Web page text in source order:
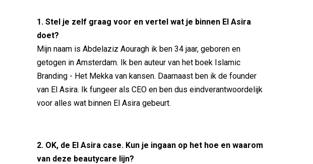
1. Stel je zelf graag voor en vertel wat je binnen El Asira
doet?
Mijn naam is Abdelaziz Aouragh ik ben 34 jaar, geboren en
getogen in Amsterdam. Ik ben auteur van het boek Islamic
Branding - Het Mekka van kansen. Daarnaast ben ik de founder
van El Asira. Ik fungeer als CEO en ben dus eindverantwoordelijk
voor alles wat binnen El Asira gebeurt.
2. OK, de El Asira case. Kun je ingaan op het hoe en waarom
van deze beautycare lijn?